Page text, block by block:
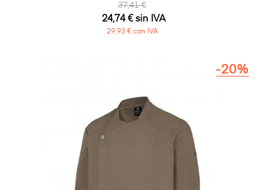
37,41 €
24,74 € sin IVA
29,93 € con IVA
-20%